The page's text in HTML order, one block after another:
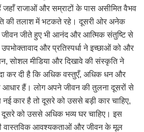
राजाओं और सम्राटों के पास असीमित वैभव
की तलाश में भटकते रहे। दूसरी ओर अनेक
जीवन जीते हुए भी आनंद और आत्मिक संतुष्टि से
उपभोक्तावाद और प्रतिस्पर्धा ने इच्छाओं को और
सोशल मीडिया और दिखावे की संस्कृति ने
कर दी है कि अधिक वस्तुएँ, अधिक धन और
आधार हैं। लोग अपने जीवन की तुलना दूसरों से
कार है तो दूसरे को उससे बड़ी कार चाहिए,
दूसरे को उससे अधिक भव्य घर चाहिए। इस
वास्तविक आवश्यकताओं और जीवन के मूल